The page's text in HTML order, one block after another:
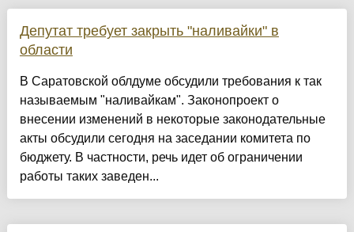
Депутат требует закрыть "наливайки" в
области
В Саратовской облдуме обсудили требования к так
называемым "наливайкам". Законопроект о
внесении изменений в некоторые законодательные
акты обсудили сегодня на заседании комитета по
бюджету. В частности, речь идет об ограничении
работы таких заведен...